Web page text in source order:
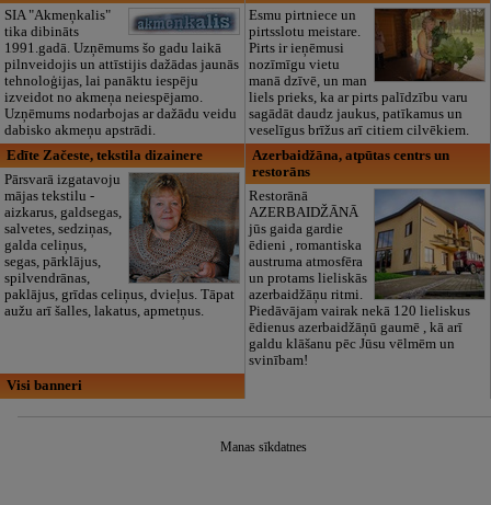
SIA "Akmeņkalis"
tika dibināts
1991.gadā. Uzņēmums šo gadu laikā
pilnveidojis un attīstijis dažādas jaunās
tehnoloģijas, lai panāktu iespēju
izveidot no akmeņa neiespējamo.
Uzņēmums nodarbojas ar dažādu veidu
dabisko akmeņu apstrādi.
Esmu pirtniece un
pirtsslotu meistare.
Pirts ir ieņēmusi
nozīmīgu vietu
manā dzīvē, un man
liels prieks, ka ar pirts palīdzību varu
sagādāt daudz jaukus, patīkamus un
veselīgus brīžus arī citiem cilvēkiem.
Edīte Začeste, tekstila dizainere
Pārsvarā izgatavoju
mājas tekstilu -
aizkarus, galdsegas,
salvetes, sedziņas,
galda celiņus,
segas, pārklājus,
spilvendrānas,
paklājus, grīdas celiņus, dvieļus. Tāpat
aužu arī šalles, lakatus, apmetņus.
Azerbaidžāna, atpūtas centrs un
restorāns
Restorānā
AZERBAIDŽĀNĀ
jūs gaida gardie
ēdieni , romantiska
austruma atmosfēra
un protams lieliskās
azerbaidžāņu ritmi.
Piedāvājam vairak nekā 120 lieliskus
ēdienus azerbaidžāņū gaumē , kā arī
galdu klāšanu pēc Jūsu vēlmēm un
svinībam!
Visi banneri
Manas sīkdatnes